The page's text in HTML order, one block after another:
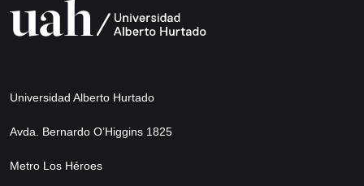
Universidad Alberto Hurtado
Avda. Bernardo O’Higgins 1825
Metro Los Héroes